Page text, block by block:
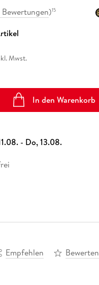
)15
Mwst.
In den Warenkorb
- Do, 13.08.
Empfehlen Bewerten